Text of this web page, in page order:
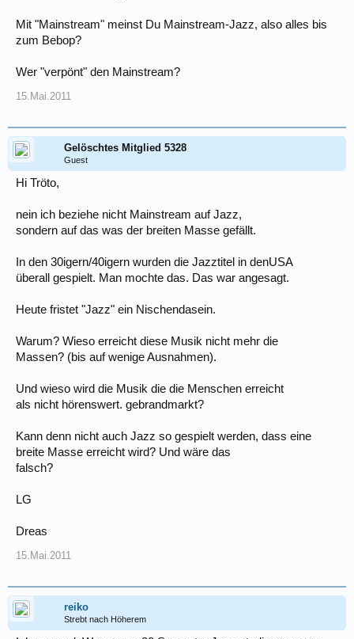
Mit "Mainstream" meinst Du Mainstream-Jazz, also alles bis
zum Bebop?
Wer "verpönt" den Mainstream?
15.Mai.2011
Gelöschtes Mitglied 5328
Guest
Hi Tröto,
nein ich beziehe nicht Mainstream auf Jazz,
sondern auf das was der breiten Masse gefällt.
In den 30igern/40igern wurden die Jazztitel in denUSA
überall gespielt. Man mochte das. Das war angesagt.
Heute fristet "Jazz" ein Nischendasein.
Warum? Wieso erreicht diese Musik nicht mehr die
Massen? (bis auf wenige Ausnahmen).
Und wieso wird die Musik die die Menschen erreicht
als nicht hörenswert. gebrandmarkt?
Kann denn nicht auch Jazz so gespielt werden, dass eine
breite Masse erreicht wird? Und wäre das
falsch?
LG
Dreas
15.Mai.2011
reiko
Strebt nach Höherem